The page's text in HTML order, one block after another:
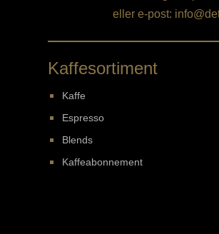
eller e-post:
Kaffesortiment
Kaffe
Espresso
Blends
Kaffeabonnement